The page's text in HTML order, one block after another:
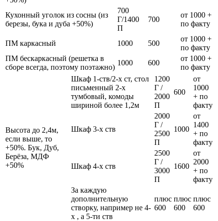
Кухонный уголок из сосны (из
березы, бука и дуба +50%)
700
Г/1400
П
700
от 1000 +
по факту
ПМ каркасный 1000 500
от 1000 +
по факту
ПМ бескаркасный (решетка в
сборе всегда, поэтому поэтажно)
1000 600
от 1000 +
по факту
Высота до 2,4м,
если выше, то
+50%. Бук, Дуб,
Берёза, МДФ
+50%
Шкаф 1-ств/2-х ст, стол
письменный 2-х
тумбовый, комоды
шириной более 1,2м
1200
Г /
2000
П
600
от
1000
+ по
факту
Шкаф 3-х ств
2000
Г /
2500
П
1000
от
1400
+ по
факту
Шкаф 4-х ств
2500
Г /
3000
П
1600
от
2000
+ по
факту
За каждую
дополнительную
створку, например не 4-
х , а 5-ти ств
плюс
600
плюс
600
плюс
600